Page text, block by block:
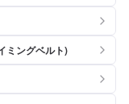
ミングベルト)